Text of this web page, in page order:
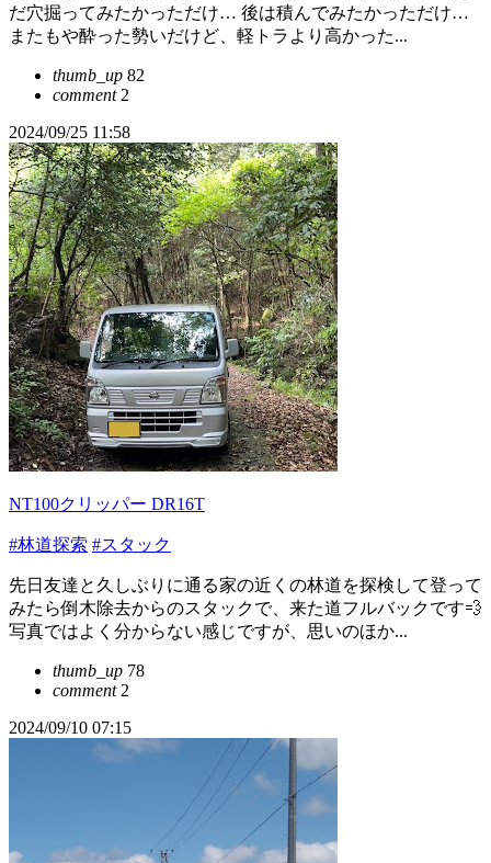
だ穴掘ってみたかっただけ… 後は積んでみたかっただけ…
またもや酔った勢いだけど、軽トラより高かった...
thumb_up 82
comment2
2024/09/25 11:58
NT100クリッパー DR16T
#林道探索 #スタック
先日友達と久しぶりに通る家の近くの林道を探検して登って
みたら倒木除去からのスタックで、来た道フルバックです💨
写真ではよく分からない感じですが、思いのほか...
thumb_up 78
comment2
2024/09/10 07:15